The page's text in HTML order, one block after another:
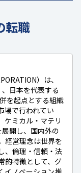
転職
）は、
日本を代表する
を起点とする組織
場で行われてい
ケミカル・マテリ
開し、国内外の
経営理念は世界を
、倫理・信頼・法
的特徴として、グ